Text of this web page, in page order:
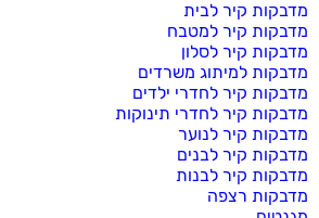
מדבקות קיר לבית
מדבקות קיר למטבח
מדבקות קיר לסלון
מדבקות למיתוג משרדים
מדבקות קיר לחדרי ילדים
מדבקות קיר לחדרי תינוקות
מדבקות קיר לנוער
מדבקות קיר לבנים
מדבקות קיר לבנות
מדבקות רצפה